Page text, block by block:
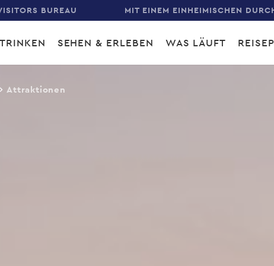
BUREAU MIT EINEM EINHEIMISCHEN
SEHEN & ERLEBEN WAS LÄUFT
Attraktionen